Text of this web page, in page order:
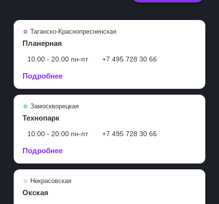
Таганско-Краснопресненская
Планерная
10:00 - 20:00 пн-пт +7 495 728 30 66
Подробнее
Замоскворецкая
Технопарк
10:00 - 20:00 пн-пт +7 495 728 30 66
Подробнее
Некрасовская
Окская